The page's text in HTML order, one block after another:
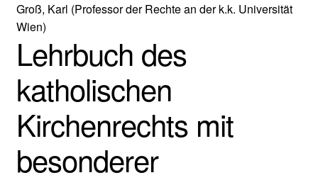
Groß, Karl (Professor der Rechte an der k.k. Universität
Wien)
Lehrbuch des
katholischen
Kirchenrechts mit
besonderer